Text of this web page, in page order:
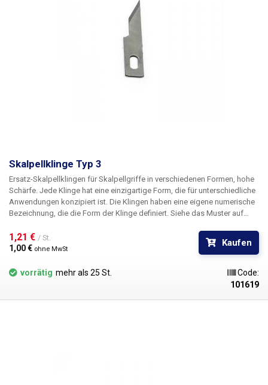
Skalpellklinge Typ 3
Ersatz-Skalpellklingen für Skalpellgriffe in verschiedenen Formen, hohe
Schärfe. Jede Klinge hat eine einzigartige Form, die für unterschiedliche
Anwendungen konzipiert ist. Die Klingen haben eine eigene numerische
Bezeichnung, die die Form der Klinge definiert. Siehe das Muster auf
Klingen sind nicht steril.
1,21 € / St.
1,00 € ohne MwSt
Kaufen
vorrätig mehr als 25 St.
Code:
101619